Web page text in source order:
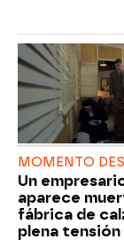
MOMENTO
Un
aparece
fábrica de
plena tensión